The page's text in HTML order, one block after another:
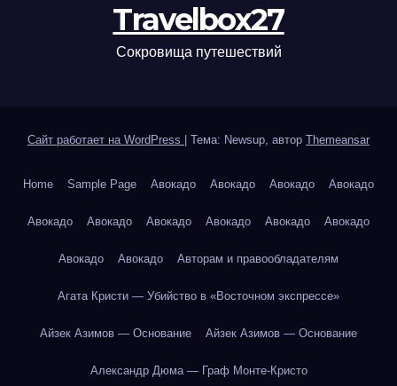
Travelbox27
Сокровища путешествий
Сайт работает на WordPress Тема: Newsup, автор Themeansar
Home Sample Page Авокадо Авокадо Авокадо Авокадо
Авокадо Авокадо Авокадо Авокадо Авокадо Авокадо
Авокадо Авокадо Авторам и правообладателям
Агата Кристи — Убийство в «Восточном экспрессе»
Айзек Азимов — Основание Айзек Азимов — Основание
Александр Дюма — Граф Монте-Кристо